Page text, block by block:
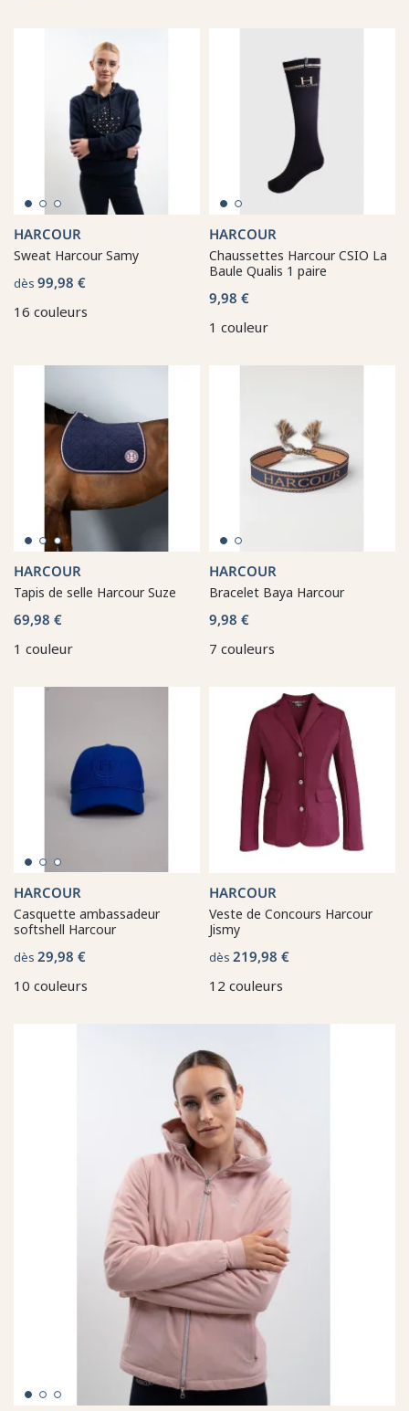
HARCOUR
Sweat Harcour Samy
dès 99,98 €
16 couleurs
HARCOUR
Chaussettes Harcour CSIO La
Baule Qualis 1 paire
9,98 €
1 couleur
HARCOUR
Tapis de selle Harcour Suze
69,98 €
1 couleur
HARCOUR
Bracelet Baya Harcour
9,98 €
7 couleurs
HARCOUR
Casquette ambassadeur
softshell Harcour
dès 29,98 €
10 couleurs
HARCOUR
Veste de Concours Harcour
Jismy
dès 219,98 €
12 couleurs